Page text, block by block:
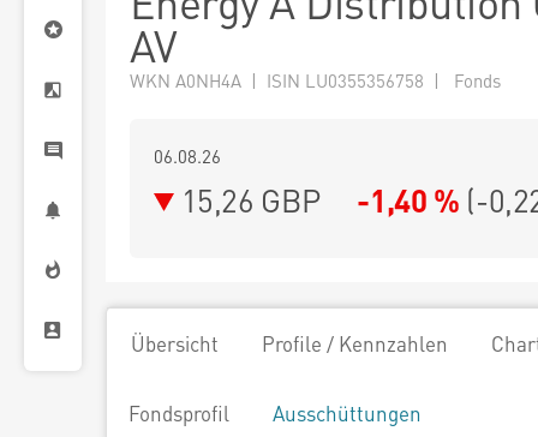
AV
WKN A0NH4A | ISIN LU0355356758 | Fonds
06.08.26
15,26 GBP -1,40 % (-
Übersicht Profile / Kennzahlen
Fondsprofil Ausschüttungen